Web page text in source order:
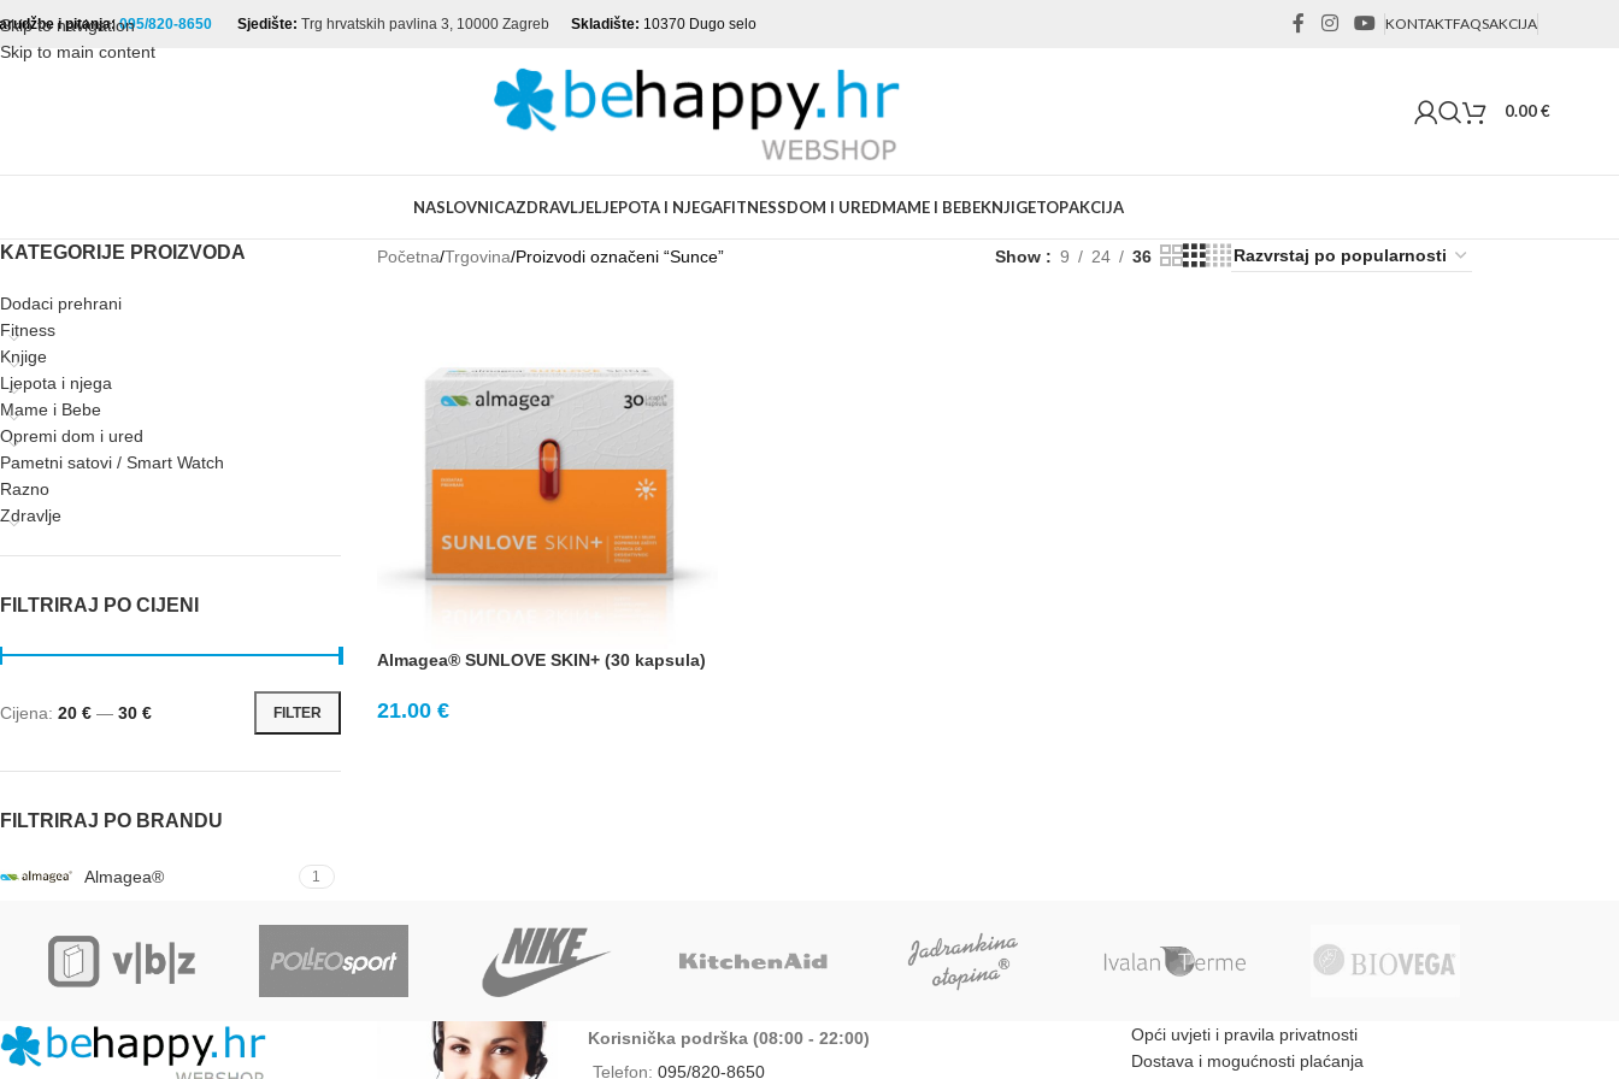
Skip to navigation
Skip to main content
i pitanja:095/820-8650 Sjedište: Trg hrvatskih pavlina 3, 10000 Zagreb Skladište: 10370 Dugo selo KONTAKTFAQSAKCIJA
0.00€
NASLOVNICAZDRAVLJELJEPOTA I NJEGAFITNESSDOM I UREDMAME I BEBEKNJIGETOPAKCIJA
KATEGORIJE PROIZVODA
Dodaci prehrani
Fitness
Knjige
Ljepota i njega
Mame i Bebe
Opremi dom i ured
Pametni satovi / Smart Watch
Razno
Zdravlje
FILTRIRAJ PO CIJENI
FILTER
Cijena: 20 € — 30 €
FILTRIRAJ PO BRANDU
Almagea® 1
Početna Trgovina Proizvodi označeni “Sunce” Show 9 24 36
Almagea® SUNLOVE SKIN+ (30 kapsula)
21.00 €
Korisnička podrška (08:00 - 22:00)
Telefon: 095/820-8650
Opći uvjeti i pravila privatnosti
Dostava i mogućnosti plaćanja